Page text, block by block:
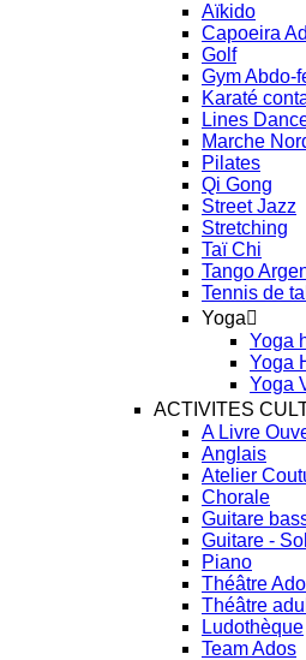
Aïkido
Capoeira
Golf
Gym Abdo-
Karaté
Lines
Marche
Pilates
Qi Gong
Street Jazz
Stretching
Taï Chi
Tango
Tennis de
Yoga
Yoga
Yoga
Yoga
ACTIVITES
A Livre
Anglais
Atelier
Chorale
Guitare
Guitare -
Piano
Théâtre
Théâtre
Ludothèque
Team Ados